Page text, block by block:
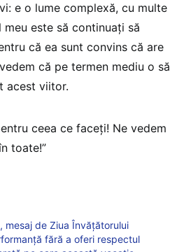
e o lume complexă, cu multe
este să continuați să
că ea sunt convins că are
că pe termen mediu o să
acest viitor.
ceea ce faceți! Ne vedem
toate!”
mesaj de Ziua Învățătorului
fără a oferi respectul